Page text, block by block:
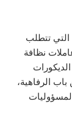
التي تتطلب
نظافة
الرفاهية،